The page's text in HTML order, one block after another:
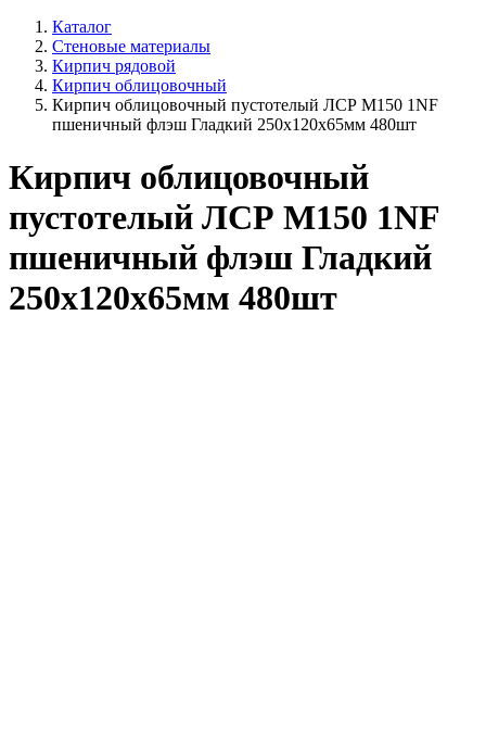
Каталог
Стеновые материалы
Кирпич рядовой
Кирпич облицовочный
Кирпич облицовочный пустотелый ЛСР М150 1NF
пшеничный флэш Гладкий 250х120х65мм 480шт
Кирпич облицовочный
пустотелый ЛСР М150 1NF
пшеничный флэш Гладкий
250х120х65мм 480шт